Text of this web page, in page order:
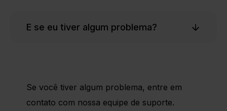
E se eu tiver algum problema?
Se você tiver algum problema, entre em
contato com nossa equipe de suporte.